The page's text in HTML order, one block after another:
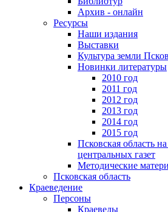
Архив - онлайн
Ресурсы
Наши издания
Выставки
Культура земли
Новинки литературы
2010 год
2011 год
2012 год
2013 год
2014 год
2015 год
Псковская область
центральных газет
Методические
Псковская область
Краеведение
Персоны
Краеведы